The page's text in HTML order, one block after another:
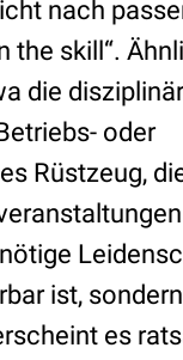
nach
the skill“.
die
oder
Rüstzeug,
ist,
es